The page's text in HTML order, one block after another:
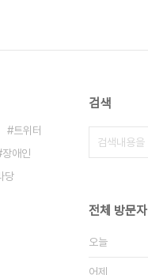
트위터
장애인
당
검색
전체 방문자
오늘
어제